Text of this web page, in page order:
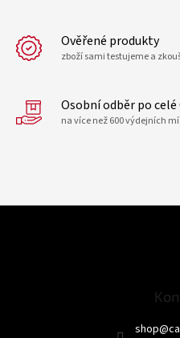
Ověřené produkty
zboží sami testujeme a
Osobní odběr po celé
na více než 600 výdejních
shop@